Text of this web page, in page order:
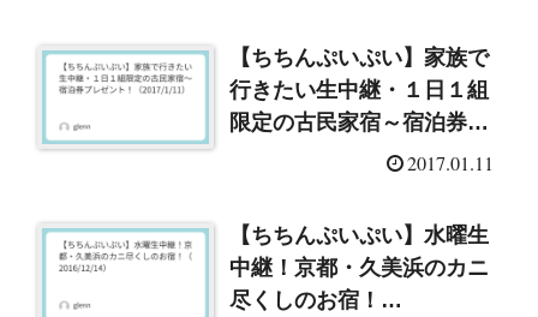
【ちちんぷいぷい】家族で
行きたい生中継・１日１組
限定の古民家宿～宿泊券プ
レゼント！（2017/1/11）
2017.01.11
【ちちんぷいぷい】水曜生
中継！京都・久美浜のカニ
尽くしのお宿！